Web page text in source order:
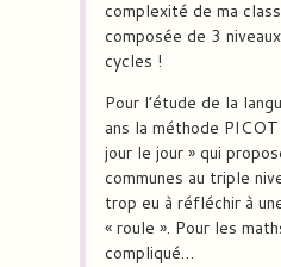
complexité de ma
composée de 3
cycles !
Pour l’étude de la
ans la méthode PICOT
jour le jour » qui
communes au triple
trop eu à réfléchir à
« roule ». Pour les
compliqué…